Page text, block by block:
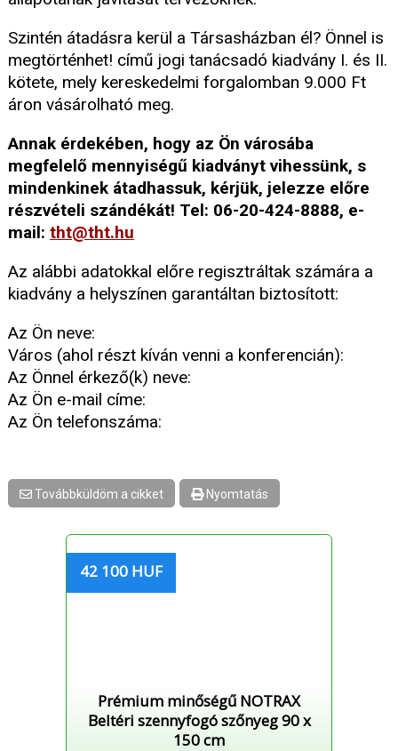
Szintén átadásra kerül a Társasházban él? Önnel is
megtörténhet! című jogi tanácsadó kiadvány I. és II.
kötete, mely kereskedelmi forgalomban 9.000 Ft
áron vásárolható meg.
Annak érdekében, hogy az Ön városába
megfelelő mennyiségű kiadványt vihessünk, s
mindenkinek átadhassuk, kérjük, jelezze előre
részvételi szándékát! Tel: 06-20-424-8888, e-
mail: tht@tht.hu
Az alábbi adatokkal előre regisztráltak számára a
kiadvány a helyszínen garantáltan biztosított:
Az Ön neve:
Város (ahol részt kíván venni a konferencián):
Az Önnel érkező(k) neve:
Az Ön e-mail címe:
Az Ön telefonszáma:
Továbbküldöm a cikket Nyomtatás
42 100 HUF
Prémium minőségű NOTRAX
Beltéri szennyfogó szőnyeg 90 x
150 cm